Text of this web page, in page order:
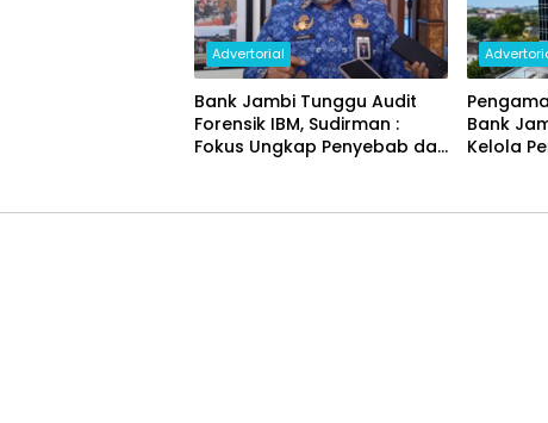
Advertorial
Bank Jambi Tunggu Audit
Forensik IBM, Sudirman :
Fokus Ungkap Penyebab dan
Bank
Kelola